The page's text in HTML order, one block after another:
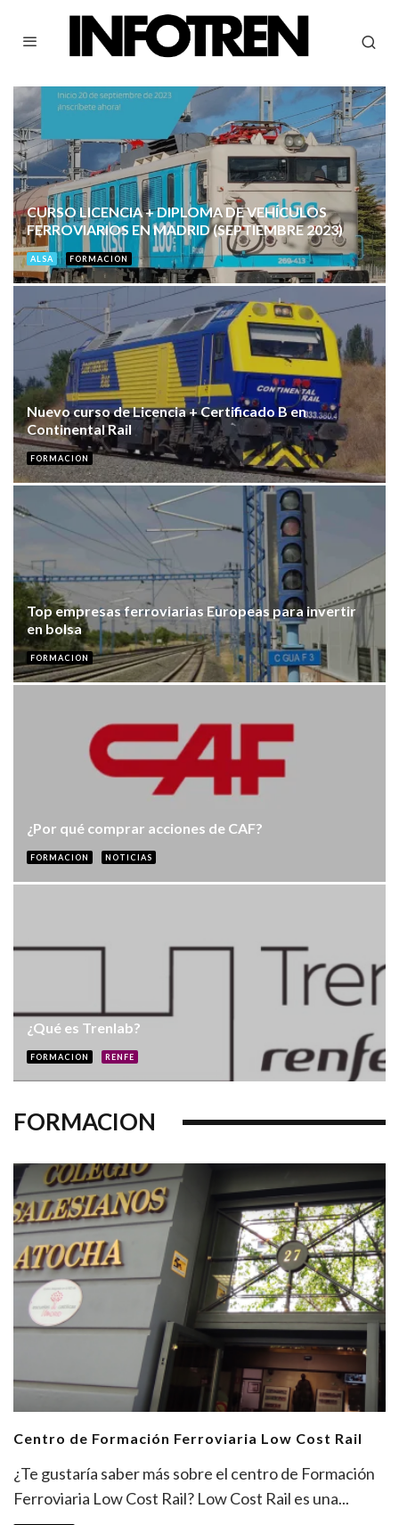
CURSO LICENCIA + DIPLOMA DE VEHÍCULOS
FERROVIARIOS EN MADRID (SEPTIEMBRE 2023)
ALSA FORMACION
Nuevo curso de Licencia + Certificado B en
Continental Rail
FORMACION
Top empresas ferroviarias Europeas para invertir
en bolsa
FORMACION
¿Por qué comprar acciones de CAF?
FORMACION NOTICIAS
¿Qué es Trenlab?
FORMACION RENFE
FORMACION
Centro de Formación Ferroviaria Low Cost Rail
¿Te gustaría saber más sobre el centro de Formación
Ferroviaria Low Cost Rail? Low Cost Rail es una...